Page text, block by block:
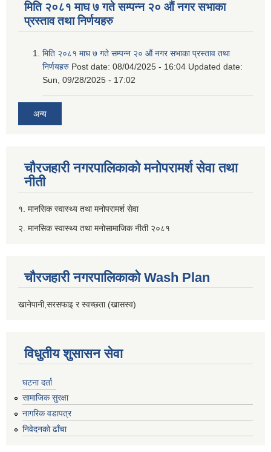
मिति २०८१ माघ ७ गते सम्पन्न २० औं नगर सभाका
प्रस्ताव तथा निर्णयहरु
मिति २०८१ माघ ७ गते सम्पन्न २० औं नगर सभाका प्रस्ताव तथा
निर्णयहरु Post date: 08/04/2025 - 16:04 Updated date:
Sun, 09/28/2025 - 17:02
अन्य
चौरजहारी नगरपालिकाको मनोपरामर्श सेवा तथा
नीती
१. मानसिक स्वास्थ्य तथा मनोपरामर्श सेवा
२. मानसिक स्वास्थ्य तथा मनोसामाजिक नीती २०८१
चौरजहारी नगरपालिकाको Wash Plan
खानेपानी,सरसफाइ र स्वच्छता (खासस्व)
विधुतीय शुसासन सेवा
घटना दर्ता
सामाजिक सुरक्षा
नागरिक वडापत्र
निवेदनको ढाँचा